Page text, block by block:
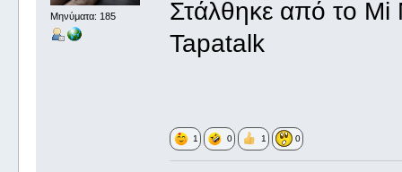
Μηνύματα: 185
Στάλθηκε από το
Tapatalk
1 0 1 0